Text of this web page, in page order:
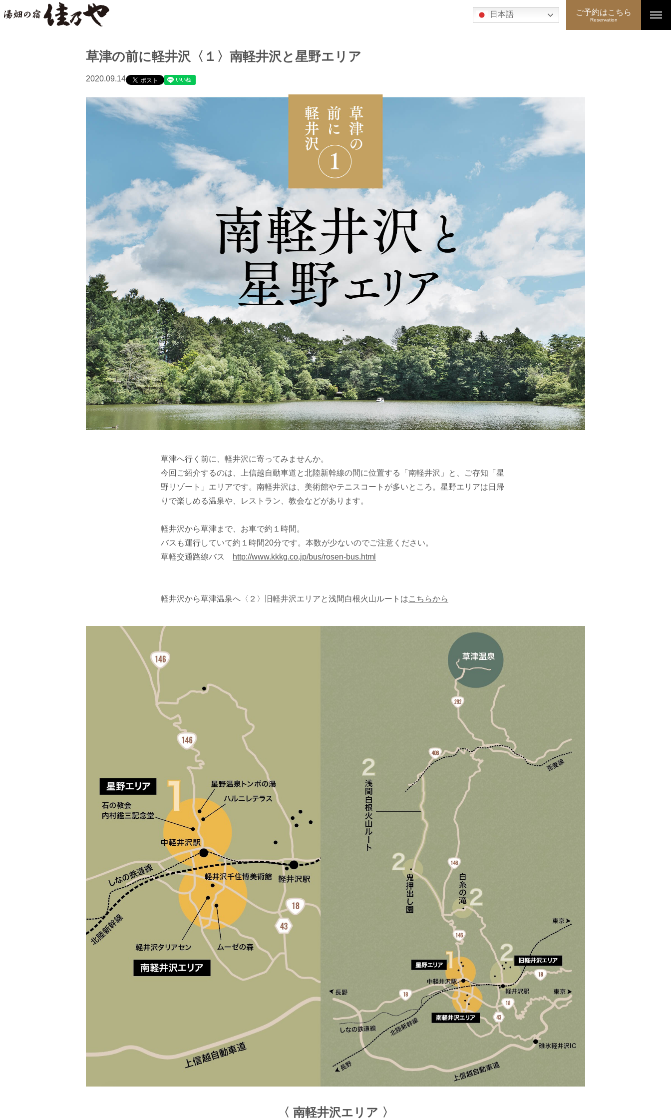
日本語 ご予約はこちら
Reservation
草津の前に軽井沢〈１〉南軽井沢と星野エリア
2020.09.14
草津へ行く前に、軽井沢に寄ってみませんか。
今回ご紹介するのは、上信越自動車道と北陸新幹線の間に位置する「南軽井沢」と、ご存知「星
野リゾート」エリアです。南軽井沢は、美術館やテニスコートが多いところ。星野エリアは日帰
りで楽しめる温泉や、レストラン、教会などがあります。
軽井沢から草津まで、お車で約１時間。
バスも運行していて約１時間20分です。本数が少ないのでご注意ください。
草軽交通路線バス
http://www.kkkg.co.jp/bus/rosen-bus.html
軽井沢から草津温泉へ〈２〉旧軽井沢エリアと浅間白根火山ルートはこちらから
〈 南軽井沢エリア 〉